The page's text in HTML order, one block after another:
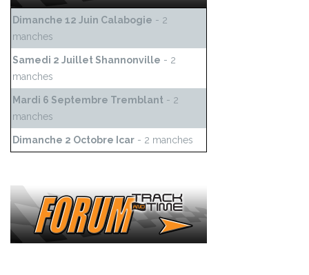
Dimanche 12 Juin Calabogie - 2
manches
Samedi 2 Juillet Shannonville - 2
manches
Mardi 6 Septembre Tremblant - 2
manches
Dimanche 2 Octobre Icar - 2 manches